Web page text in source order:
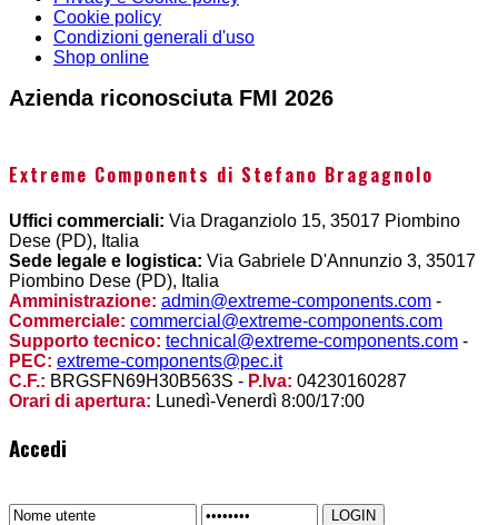
Cookie policy
Condizioni generali d'uso
Shop online
Azienda riconosciuta FMI 2026
Extreme Components di Stefano Bragagnolo
Uffici commerciali: Via Draganziolo 15, 35017 Piombino
Dese (PD), Italia
Sede legale e logistica: Via Gabriele D'Annunzio 3, 35017
Piombino Dese (PD), Italia
Amministrazione: admin@extreme-components.com -
Commerciale: commercial@extreme-components.com
Supporto tecnico: technical@extreme-components.com -
PEC: extreme-components@pec.it
C.F.: BRGSFN69H30B563S - P.Iva: 04230160287
Orari di apertura: Lunedì-Venerdì 8:00/17:00
Accedi